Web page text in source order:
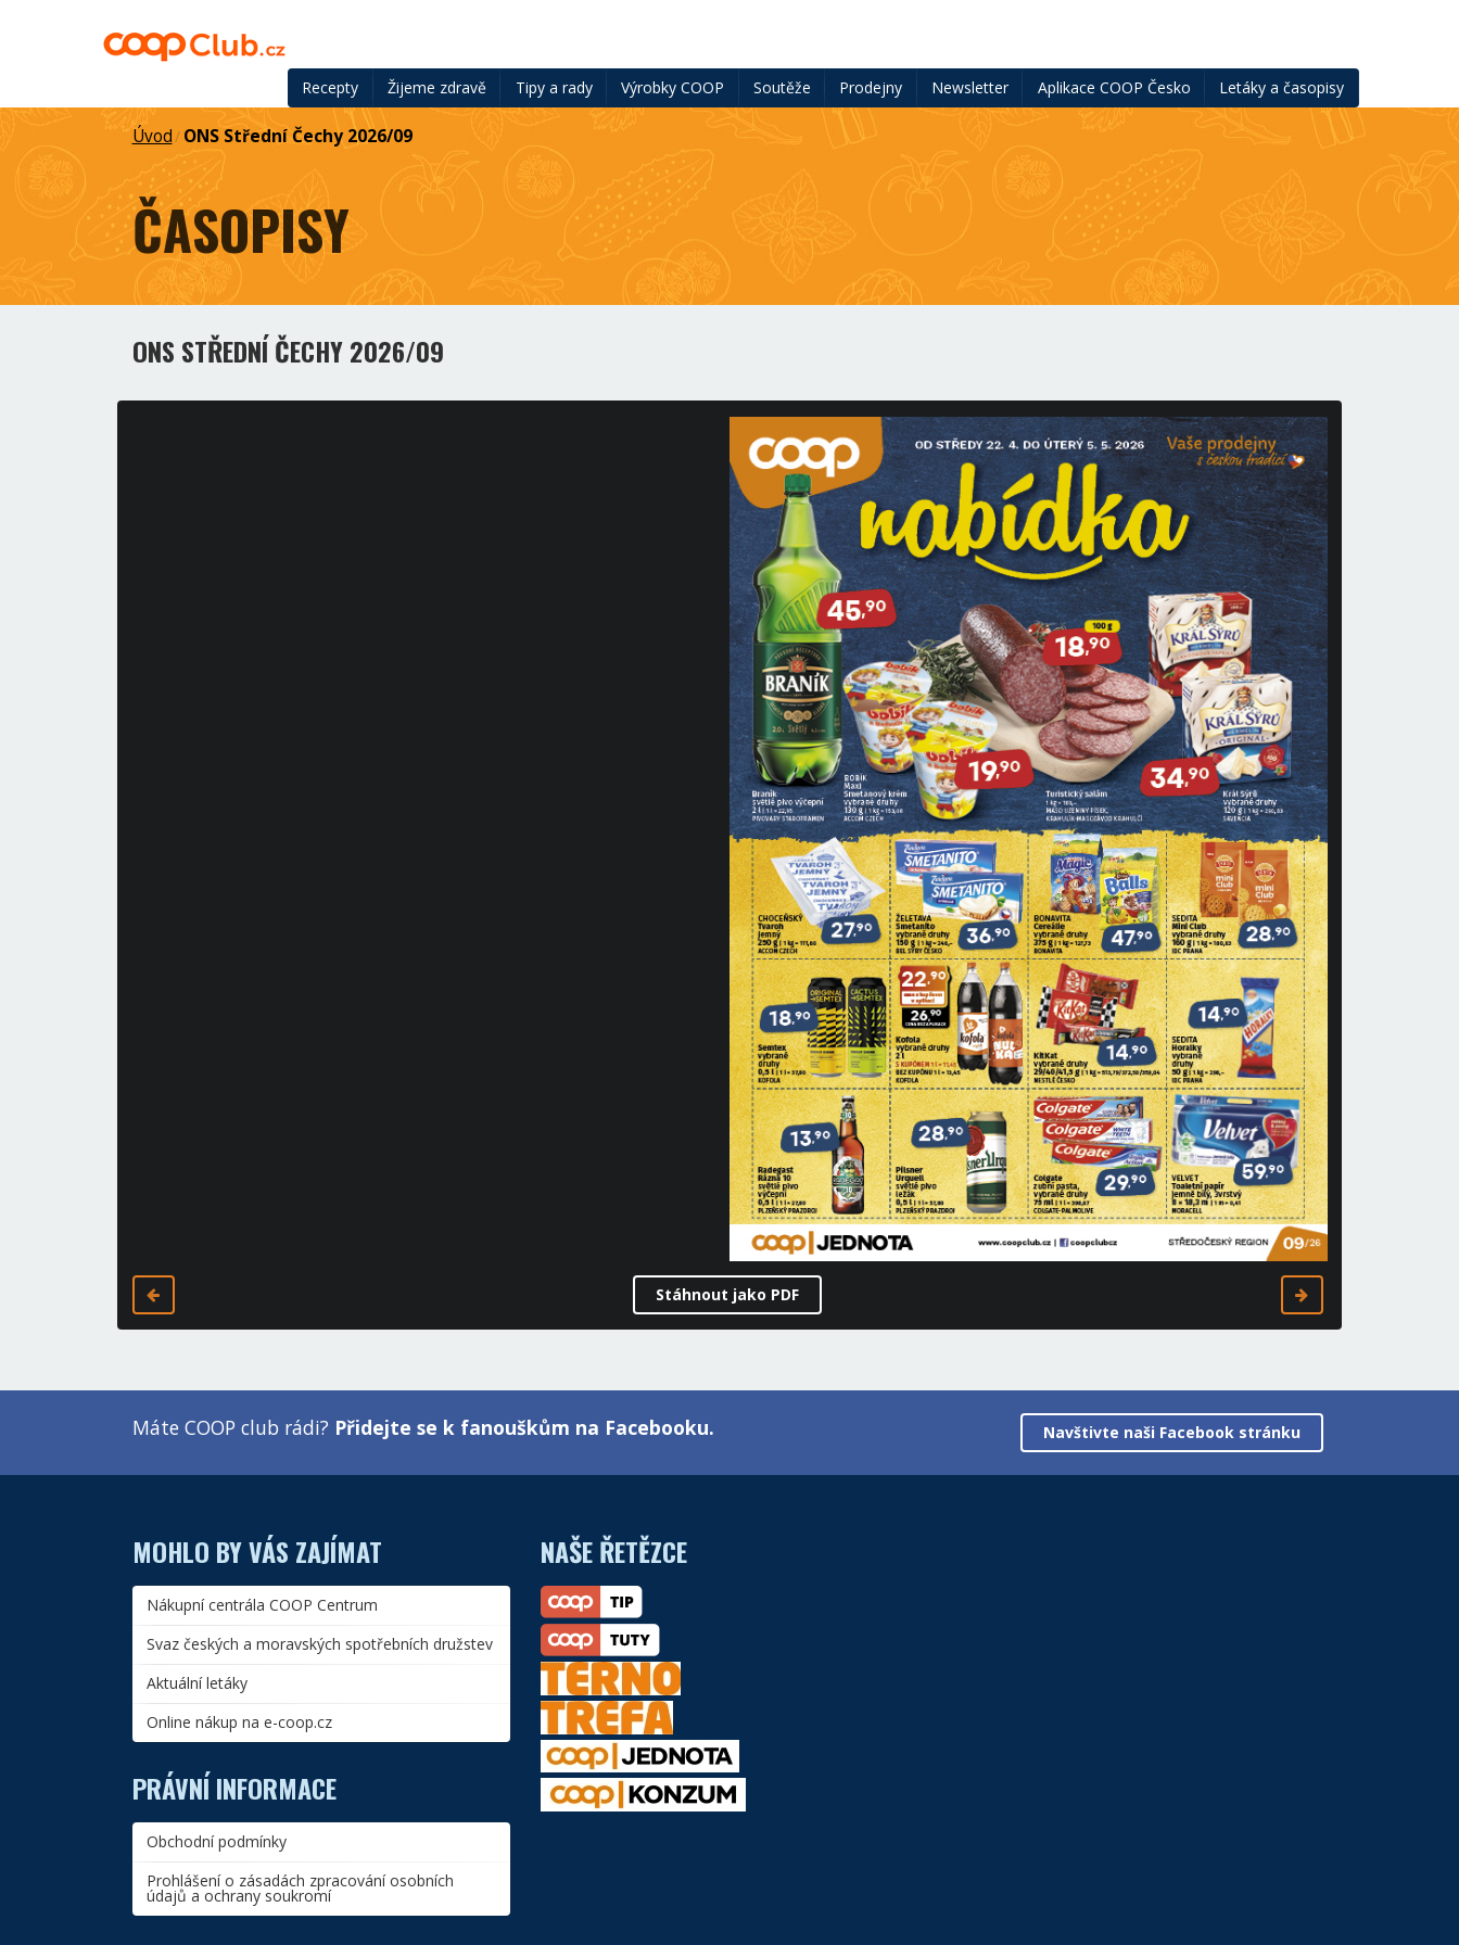
Recepty Žijeme zdravě Tipy a rady Výrobky COOP Soutěže Prodejny Newsletter Aplikace COOP Česko Letáky a časopisy
Úvod/ ONS Střední Čechy 2026/09
ČASOPISY
ONS STŘEDNÍ ČECHY 2026/09
Stáhnout jako PDF
Máte COOP club rádi? Přidejte se k fanouškům na Facebooku. Navštivte naši Facebook stránku
MOHLO BY VÁS ZAJÍMAT
Nákupní centrála COOP Centrum
Svaz českých a moravských spotřebních družstev
Aktuální letáky
Online nákup na e-coop.cz
PRÁVNÍ INFORMACE
Obchodní podmínky
Prohlášení o zásadách zpracování osobních
údajů a ochrany soukromí
NAŠE ŘETĚZCE